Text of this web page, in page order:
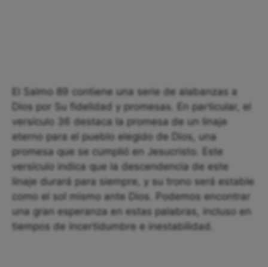
El Salmo 89 contiene una serie de alabanzas a
Dios por Su fidelidad y promesas. En particular, el
versículo 36 destaca la promesa de un linaje
eterno para el pueblo elegido de Dios, una
promesa que se cumplió en Jesucristo. Este
versículo indica que la descendencia de este
linaje durará para siempre, y su trono será estable
como el sol mismo ante Dios. Podemos encontrar
una gran esperanza en estas palabras, incluso en
tiempos de incertidumbre e inestabilidad.